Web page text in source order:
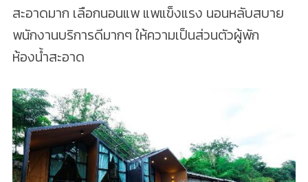
สะอาดมาก เลือกนอนแพ แพแข็งแรง นอนหลับสบาย
พนักงานบริการดีมากๆ ให้ความเป็นส่วนตัวผู้พัก
ห้องน้ำสะอาด